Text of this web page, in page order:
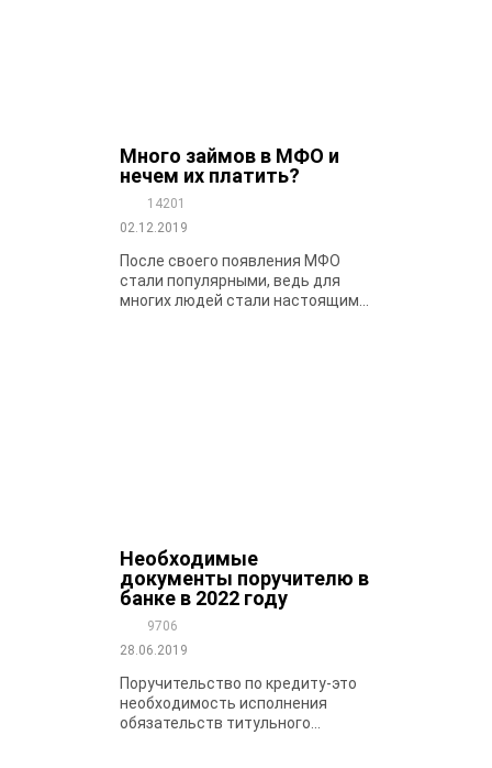
Много займов в МФО и
нечем их платить?
14201
02.12.2019
После своего появления МФО
стали популярными, ведь для
многих людей стали настоящим...
Необходимые
документы поручителю в
банке в 2022 году
9706
28.06.2019
Поручительство по кредиту-это
необходимость исполнения
обязательств титульного...